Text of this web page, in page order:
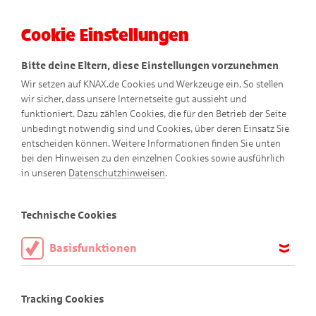
Nero-Kekse
Cookie Einstellungen
Bitte deine Eltern, diese Einstellungen vorzunehmen
Wir setzen auf KNAX.de Cookies und Werkzeuge ein. So stellen
wir sicher, dass unsere Internetseite gut aussieht und
funktioniert. Dazu zählen Cookies, die für den Betrieb der Seite
unbedingt notwendig sind und Cookies, über deren Einsatz Sie
entscheiden können. Weitere Informationen finden Sie unten
bei den Hinweisen zu den einzelnen Cookies sowie ausführlich
in unseren Datenschutzhinweisen.
Technische Cookies
Basisfunktionen
aktiviert sein.
Tracking Cookies